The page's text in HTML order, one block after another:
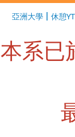
亞洲大學 | 休憩YT
本系已